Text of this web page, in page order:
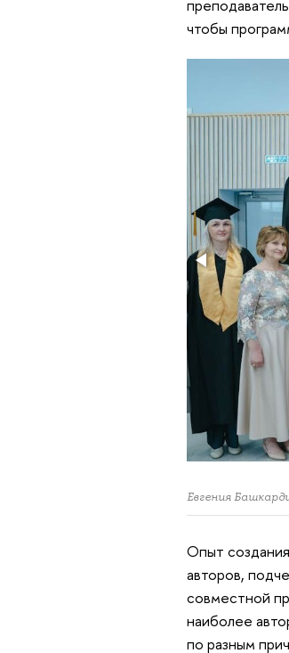
чтобы
Евгения
Опыт
авторов,
совместной
наиболее
по разным